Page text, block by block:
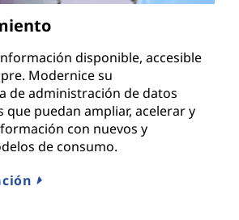
disponible, accesible
Modernice su
de administración de datos
que puedan ampliar, acelerar y
con nuevos y
de consumo.